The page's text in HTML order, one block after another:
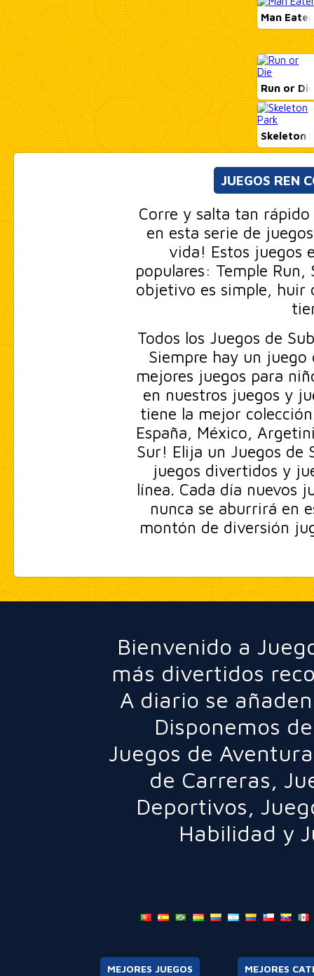
Man Eater
Run or
Skeleton
JUEGOS REN
Corre y salta tan
en esta serie de
vida! Estos juegos
populares: Temple
objetivo es simple, huir
Todos los Juegos de
Siempre hay un
mejores juegos para
en nuestros juegos y
tiene la mejor
España, México,
Sur! Elija un Juegos de
juegos divertidos y
línea. Cada día nuevos
nunca se aburrirá en
montón de diversión
Bienvenido a
más divertidos
A diario se
Disponemos
Juegos de Aventura
de Carreras,
Deportivos,
Habilidad y
MEJORES JUEGOS MEJORES